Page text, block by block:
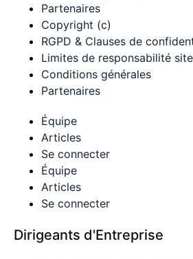
Partenaires
Copyright (c)
RGPD & Clauses de
Limites de responsabilité
Conditions générales
Partenaires
Équipe
Articles
Se connecter
Équipe
Articles
Se connecter
Dirigeants d'Entreprise